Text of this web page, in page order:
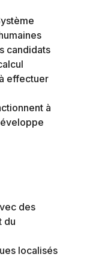
candidats
effectuer
à
des
du
localisés